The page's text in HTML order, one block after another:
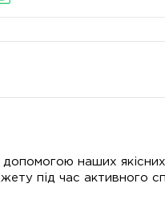
наших
під час активного